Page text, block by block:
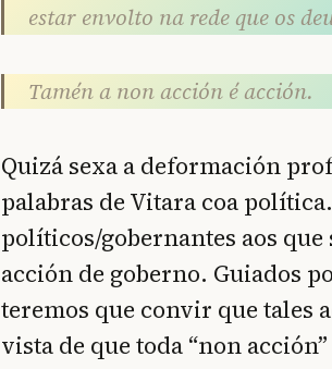
estar envolto na rede que os
Tamén a non acción é acción.
Quizá sexa a deformación
palabras de Vitara coa
políticos/gobernantes aos que
acción de goberno. Guiados
teremos que convir que tales
vista de que toda “non